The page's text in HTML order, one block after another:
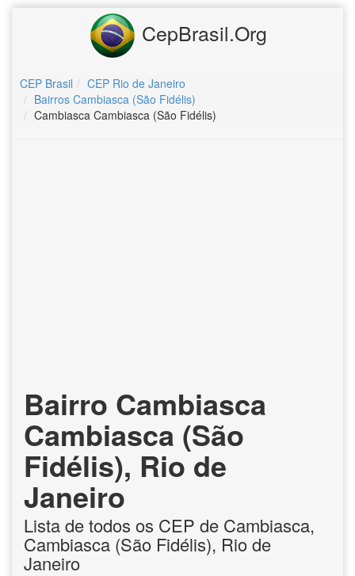
CepBrasil.Org
CEP Brasil
CEP Rio de Janeiro
Bairros Cambiasca (São Fidélis)
Cambiasca Cambiasca (São Fidélis)
Bairro Cambiasca
Cambiasca (São
Fidélis), Rio de
Janeiro
Lista de todos os CEP de Cambiasca,
Cambiasca (São Fidélis), Rio de
Janeiro